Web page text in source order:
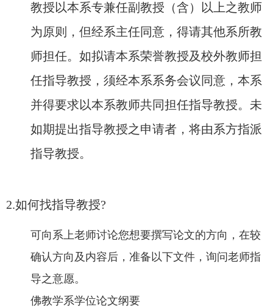
教授以本系专兼任副教授（含）以上之教师
为原则，但经系主任同意，得请其他系所教
师担任。如拟请本系荣誉教授及校外教师担
任指导教授，须经本系系务会议同意，本系
并得要求以本系教师共同担任指导教授。未
如期提出指导教授之申请者，将由系方指派
指导教授。
2.如何找指导教授?
可向系上老师讨论您想要撰写论文的方向，在较
确认方向及内容后，准备以下文件，询问老师指
导之意愿。
佛教学系学位论文纲要